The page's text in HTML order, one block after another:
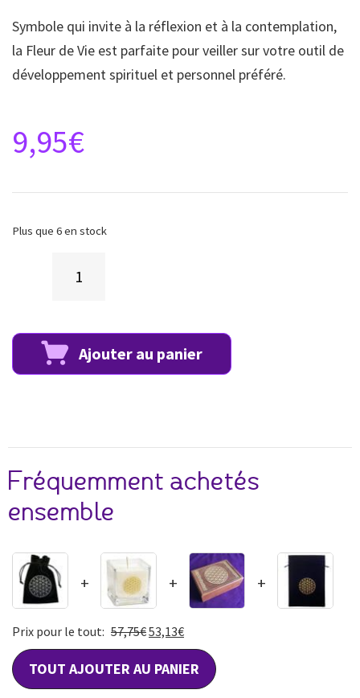
Symbole qui invite à la réflexion et à la contemplation,
la Fleur de Vie est parfaite pour veiller sur votre outil de
développement spirituel et personnel préféré.
9,95€
Plus que 6 en stock
Ajouter au panier
Fréquemment achetés
ensemble
+ + +
Prix pour le tout: 57,75€53,13€
TOUT AJOUTER AU PANIER